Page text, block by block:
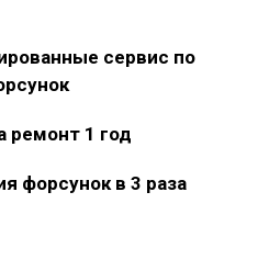
сервис по
ремонт 1 год
форсунок в 3 раза